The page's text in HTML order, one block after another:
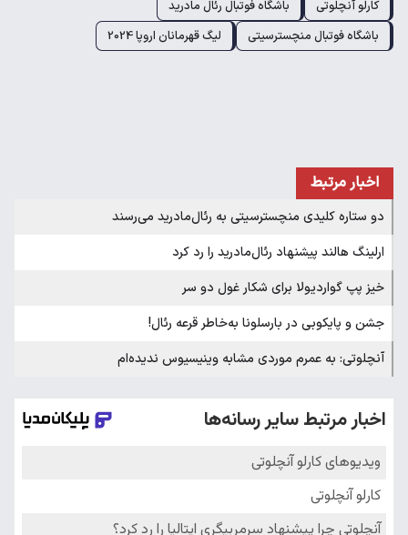
کارلو آنچلوتی
باشگاه فوتبال رئال مادرید
باشگاه فوتبال منچسترسیتی
لیگ قهرمانان اروپا 2024
اخبار مرتبط
دو ستاره کلیدی منچسترسیتی به رئال‌مادرید می‌رسند
ارلینگ هالند پیشنهاد رئال‌مادرید را رد کرد
خیز پپ گواردیولا برای شکار غول دو سر
جشن و پایکوبی در بارسلونا به‌خاطر قرعه رئال!
آنچلوتی: به عمرم موردی مشابه وینیسیوس ندیده‌ام